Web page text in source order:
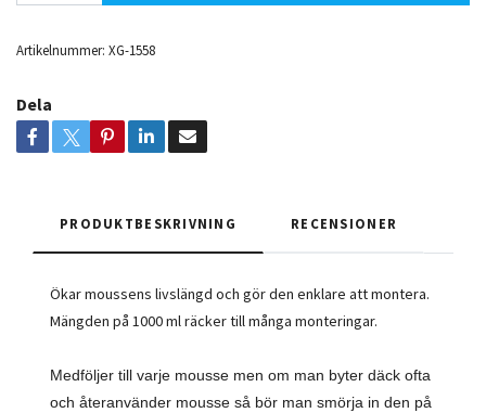
Artikelnummer: XG-1558
Dela
PRODUKTBESKRIVNING RECENSIONER
Ökar moussens livslängd och gör den enklare att montera.
Mängden på 1000 ml räcker till många monteringar.
Medföljer till varje mousse men om man byter däck ofta
och återanvänder mousse så bör man smörja in den på